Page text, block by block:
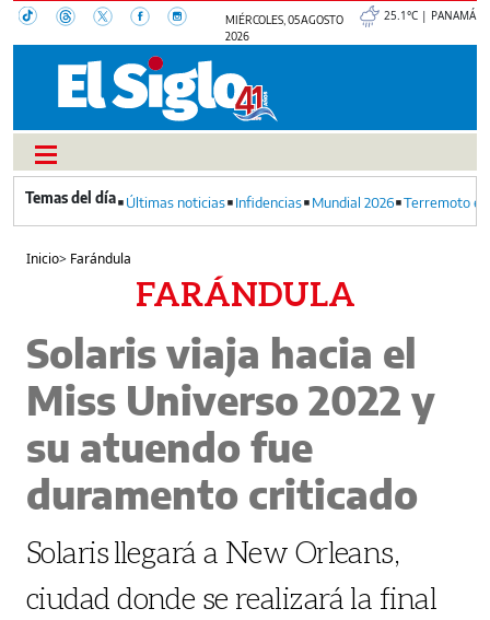
MIÉRCOLES, 05 AGOSTO
2026
25.1°C | PANAMÁ
Últimas noticias Infidencias Mundial 2026 Terremoto
Inicio> Farándula
FARÁNDULA
Solaris viaja hacia el
Miss Universo 2022 y
su atuendo fue
duramento criticado
Solaris llegará a New Orleans,
ciudad donde se realizará la final